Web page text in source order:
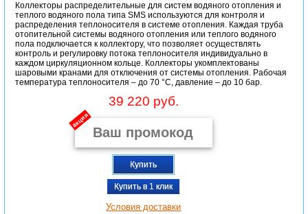
Коллекторы распределительные для систем водяного отопления и
теплого водяного пола типа SMS используются для контроля и
распределения теплоносителя в системе отопления. Каждая труба
отопительной системы водяного отопления или теплого водяного
пола подключается к коллектору, что позволяет осуществлять
контроль и регулировку потока теплоносителя индивидуально в
каждом циркуляционном кольце. Коллекторы укомплектованы
шаровыми кранами для отключения от системы отопления. Рабочая
температура теплоносителя – до 70 °С, давление – до 10 бар.
39 220 руб.
акция
Купить
Купить в 1 клик
Условия доставки